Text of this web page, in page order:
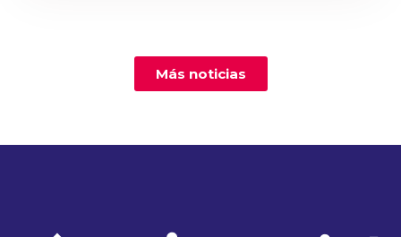
Más noticias